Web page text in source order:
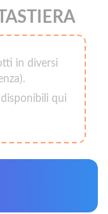
in diversi
qui